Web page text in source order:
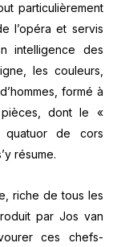
particulièrement
l’opéra et servis
intelligence des
les couleurs,
formé à
dont le «
quatuor de cors
résume.
riche de tous les
par Jos van
ces chefs-